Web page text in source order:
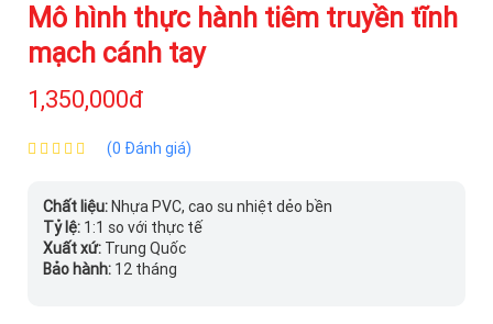
Mô hình thực hành tiêm truyền tĩnh
mạch cánh tay
1,350,000đ
(0 Đánh giá)
Chất liệu: Nhựa PVC, cao su nhiệt dẻo bền
Tỷ lệ: 1:1 so với thực tế
Xuất xứ: Trung Quốc
Bảo hành: 12 tháng